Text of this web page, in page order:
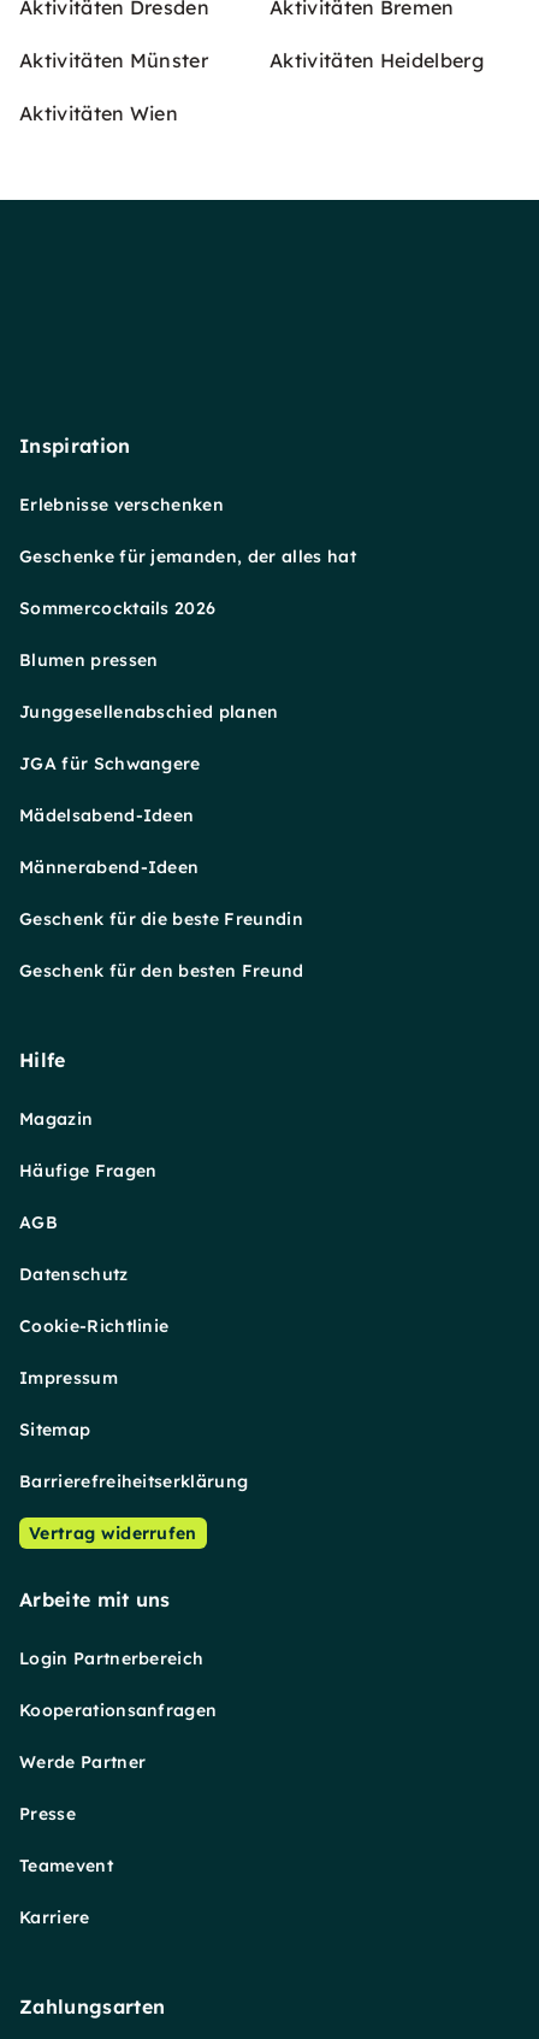
Aktivitäten Dresden Aktivitäten Bremen
Aktivitäten Münster Aktivitäten Heidelberg
Aktivitäten Wien
Inspiration
Erlebnisse verschenken
Geschenke für jemanden, der alles hat
Sommercocktails 2026
Blumen pressen
Junggesellenabschied planen
JGA für Schwangere
Mädelsabend-Ideen
Männerabend-Ideen
Geschenk für die beste Freundin
Geschenk für den besten Freund
Hilfe
Magazin
Häufige Fragen
AGB
Datenschutz
Cookie-Richtlinie
Impressum
Sitemap
Barrierefreiheitserklärung
Vertrag widerrufen
Arbeite mit uns
Login Partnerbereich
Kooperationsanfragen
Werde Partner
Presse
Teamevent
Karriere
Zahlungsarten